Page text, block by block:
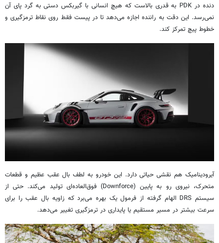
دنده در PDK به قدری بالاست که هیچ انسانی با گیربکس دستی به گرد پای آن
نمی‌رسد. این دقت به راننده اجازه می‌دهد تا در پیست فقط روی نقاط ترمزگیری و
خطوط پیچ تمرکز کند.
آیرودینامیک هم نقشی حیاتی دارد. این خودرو به لطف بال عقب عظیم و قطعات
متحرک، نیروی رو به پایین (Downforce) فوق‌العاده‌ای تولید می‌کند. حتی از
سیستم DRS الهام‌ گرفته از فرمول یک بهره می‌برد که زاویه بال عقب را برای
سرعت بیشتر در مسیر مستقیم یا پایداری در ترمزگیری تغییر می‌دهد.